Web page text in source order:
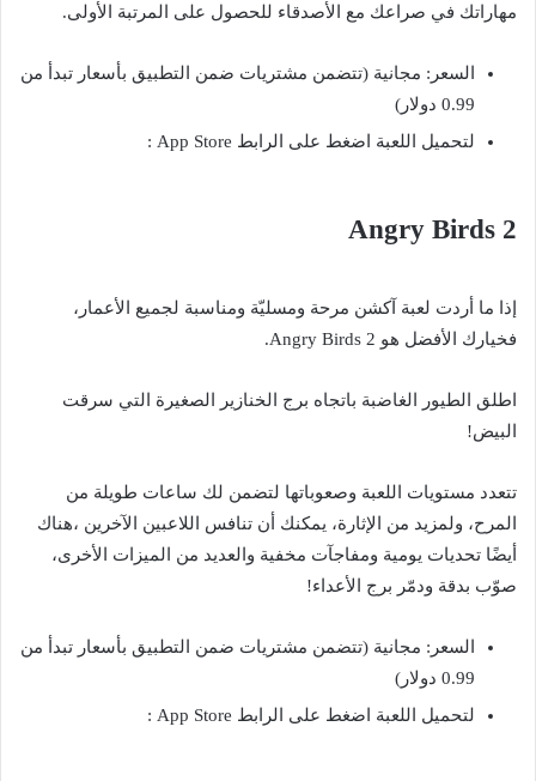
مهاراتك في صراعك مع الأصدقاء للحصول على المرتبة الأولى.
السعر: مجانية (تتضمن مشتريات ضمن التطبيق بأسعار تبدأ من
0.99 دولار)
لتحميل اللعبة اضغط على الرابط App Store :
Angry Birds 2
إذا ما أردت لعبة آكشن مرحة ومسليّة ومناسبة لجميع الأعمار،
فخيارك الأفضل هو Angry Birds 2.
اطلق الطيور الغاضبة باتجاه برج الخنازير الصغيرة التي سرقت
البيض!
تتعدد مستويات اللعبة وصعوباتها لتضمن لك ساعات طويلة من
المرح، ولمزيد من الإثارة، يمكنك أن تنافس اللاعبين الآخرين ،هناك
أيضًا تحديات يومية ومفاجآت مخفية والعديد من الميزات الأخرى،
صوّب بدقة ودمّر برج الأعداء!
السعر: مجانية (تتضمن مشتريات ضمن التطبيق بأسعار تبدأ من
0.99 دولار)
لتحميل اللعبة اضغط على الرابط App Store :